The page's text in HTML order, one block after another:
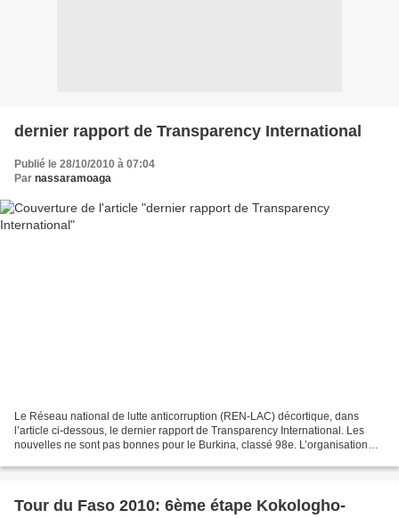
dernier rapport de Transparency International
Publié le 28/10/2010 à 07:04
Par nassaramoaga
Le Réseau national de lutte anticorruption (REN-LAC) décortique, dans
l’article ci-dessous, le dernier rapport de Transparency International. Les
nouvelles ne sont pas bonnes pour le Burkina, classé 98e. L’organisation
Tour du Faso 2010: 6ème étape Kokologho-